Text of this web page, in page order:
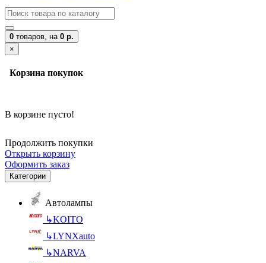
0 товаров, на 0 р.
×
Корзина покупок
В корзине пусто!
Продолжить покупки
Открыть корзину
Оформить заказ
Категории
Автолампы
↳KOITO
↳LYNXauto
↳NARVA